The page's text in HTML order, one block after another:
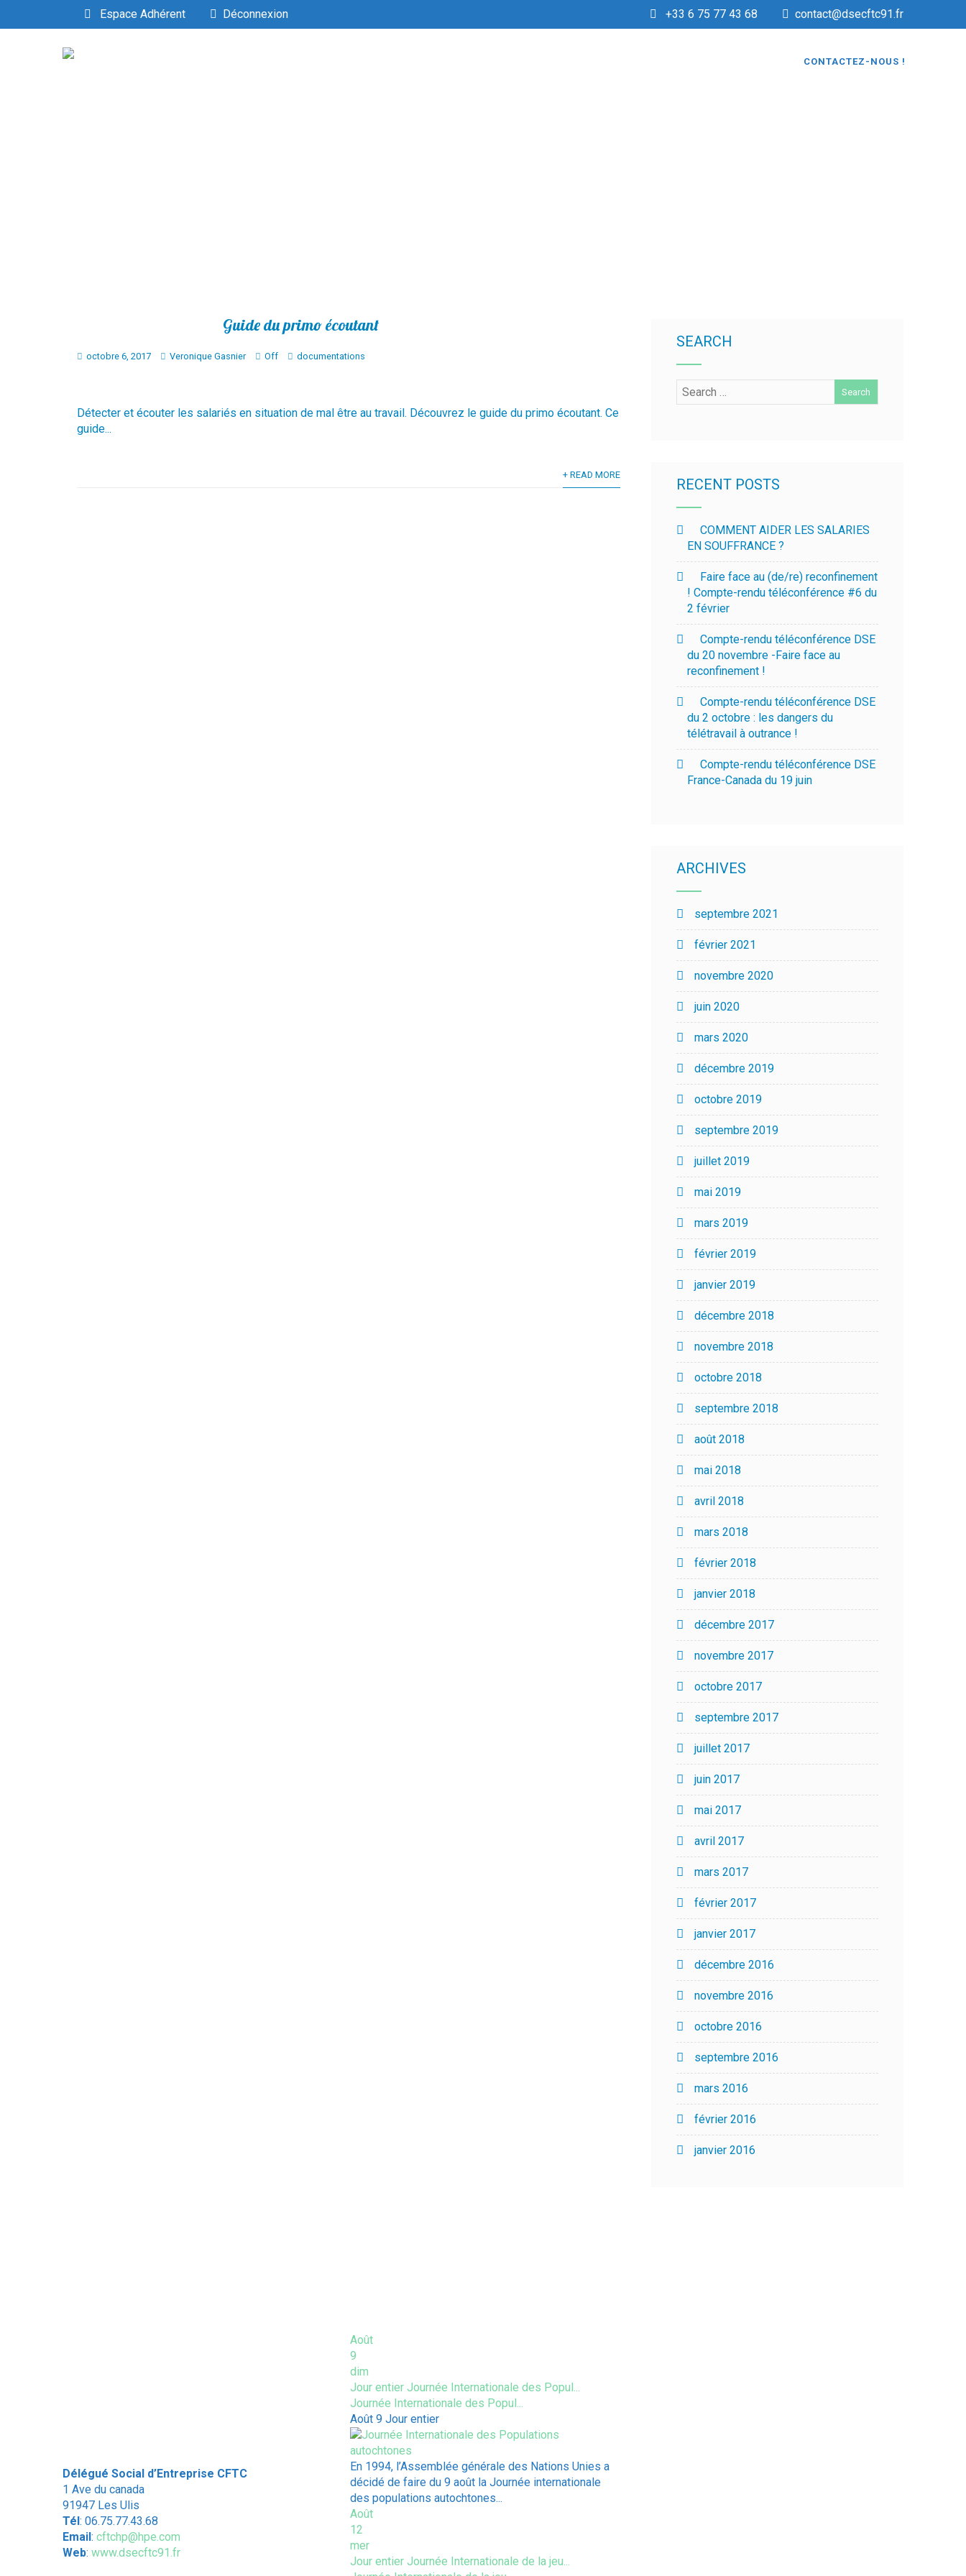
Espace Adhérent Déconnexion +33 6 75 77 43 68 contact@dsecftc91.fr
CONTACTEZ-NOUS !
Guide du primo écoutant
octobre 6, 2017 Veronique Gasnier Off documentations
Détecter et écouter les salariés en situation de mal être au travail. Découvrez le guide du primo écoutant. Ce
guide...
+ READ MORE
SEARCH
RECENT POSTS
COMMENT AIDER LES SALARIES
EN SOUFFRANCE ?
Faire face au (de/re) reconfinement
! Compte-rendu téléconférence #6 du
2 février
Compte-rendu téléconférence DSE
du 20 novembre -Faire face au
reconfinement !
Compte-rendu téléconférence DSE
du 2 octobre : les dangers du
télétravail à outrance !
Compte-rendu téléconférence DSE
France-Canada du 19 juin
ARCHIVES
septembre 2021
février 2021
novembre 2020
juin 2020
mars 2020
décembre 2019
octobre 2019
septembre 2019
juillet 2019
mai 2019
mars 2019
février 2019
janvier 2019
décembre 2018
novembre 2018
octobre 2018
septembre 2018
août 2018
mai 2018
avril 2018
mars 2018
février 2018
janvier 2018
décembre 2017
novembre 2017
octobre 2017
septembre 2017
juillet 2017
juin 2017
mai 2017
avril 2017
mars 2017
février 2017
janvier 2017
décembre 2016
novembre 2016
octobre 2016
septembre 2016
mars 2016
février 2016
janvier 2016
Délégué Social d’Entreprise CFTC
1 Ave du canada
91947 Les Ulis
Tél: 06.75.77.43.68
Email: cftchp@hpe.com
Web: www.dsecftc91.fr
Août
9
dim
Jour entier Journée Internationale des Popul...
Journée Internationale des Popul...
Août 9 Jour entier
En 1994, l’Assemblée générale des Nations Unies a
décidé de faire du 9 août la Journée internationale
des populations autochtones...
Août
12
mer
Jour entier Journée Internationale de la jeu...